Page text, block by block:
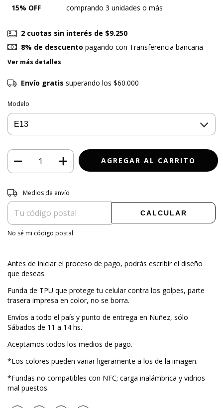
15% OFF
comprando 3 unidades o más
2 cuotas sin interés de $9.250
8% de descuento pagando con Transferencia bancaria
Ver más detalles
Envío gratis superando los $60.000
Modelo
Entregas para el CP:
Medios de envío
CALCULAR
No sé mi código postal
Antes de iniciar el proceso de pago, podrás escribir el diseño
que deseas.
Funda de TPU que protege tu celular contra los golpes, parte
trasera impresa en color, no se borra.
Envíos a todo el país y punto de entrega en Nuñez, sólo
Sábados de 11 a 14 hs.
Aceptamos todos los medios de pago.
*Los colores pueden variar ligeramente a los de la imagen.
*Fundas no compatibles con NFC; carga inalámbrica y vidrios
mal puestos.